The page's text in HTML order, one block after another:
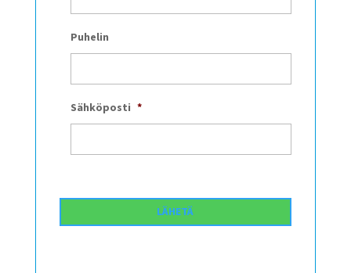
Puhelin
Sähköposti *